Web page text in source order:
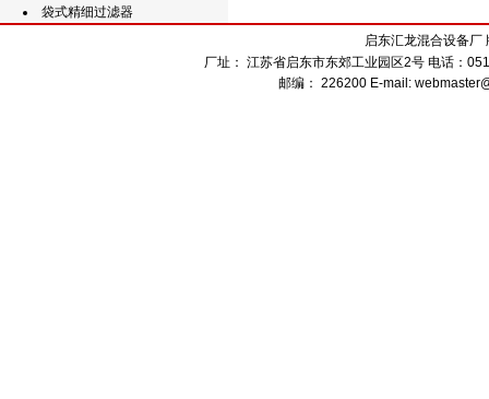
袋式精细过滤器
启东汇龙混合设备厂
厂址： 江苏省启东市东郊工业园区2号 电话：
邮编： 226200 E-mail: